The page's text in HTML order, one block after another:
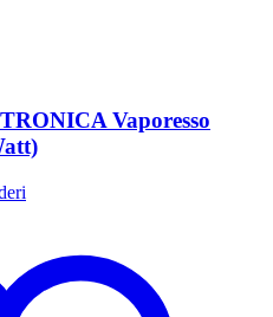
Vaporesso